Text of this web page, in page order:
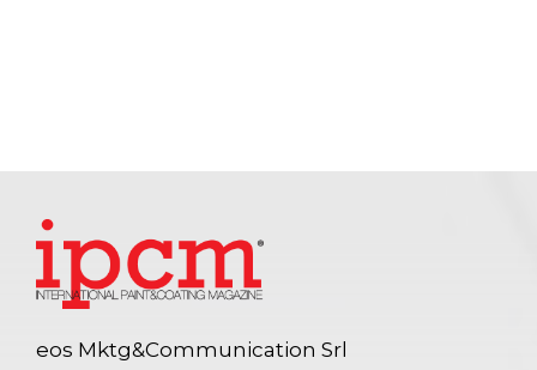
eos Mktg&Communication Srl